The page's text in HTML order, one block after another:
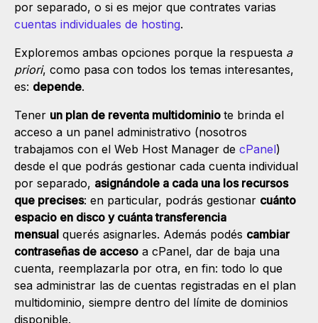
por separado, o si es mejor que contrates varias
cuentas individuales de hosting.
Exploremos ambas opciones porque la respuesta a
priori, como pasa con todos los temas interesantes,
es: depende.
Tener un plan de reventa multidominio te brinda el
acceso a un panel administrativo (nosotros
trabajamos con el Web Host Manager de cPanel)
desde el que podrás gestionar cada cuenta individual
por separado, asignándole a cada una los recursos
que precises: en particular, podrás gestionar cuánto
espacio en disco y cuánta transferencia
mensual querés asignarles. Además podés cambiar
contraseñas de acceso a cPanel, dar de baja una
cuenta, reemplazarla por otra, en fin: todo lo que
sea administrar las de cuentas registradas en el plan
multidominio, siempre dentro del límite de dominios
disponible.